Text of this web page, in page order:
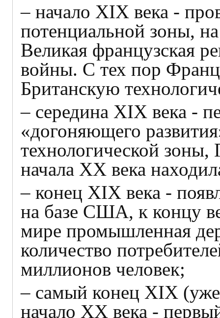
– начало XIX века -
потенциальной зоны,
Великая французская
войны. С тех пор
Британскую
– середина XIX века -
«догоняющего
технологической зоны,
начала ХХ века
– конец XIX века -
на базе США, к концу
мире промышленная
количество
миллионов человек;
– самый конец XIX
начало XX века -